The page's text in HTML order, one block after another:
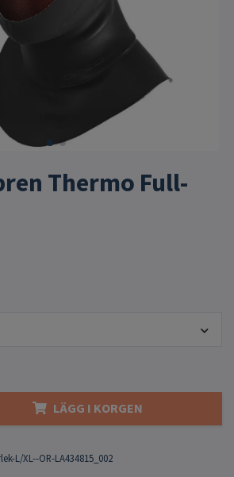
Thermo Full-
LÄGG I KORGEN
L/XL--OR-LA434815_002